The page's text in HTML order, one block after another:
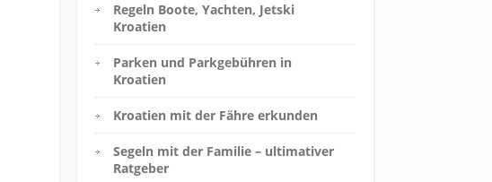
Regeln Boote, Yachten, Jetski
Kroatien
Parken und Parkgebühren in
Kroatien
Kroatien mit der Fähre erkunden
Segeln mit der Familie – ultimativer
Ratgeber